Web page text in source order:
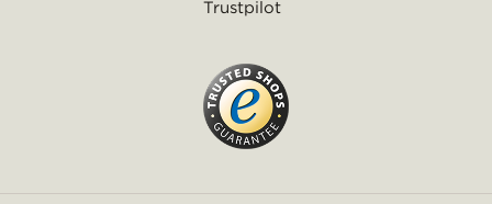
Trustpilot